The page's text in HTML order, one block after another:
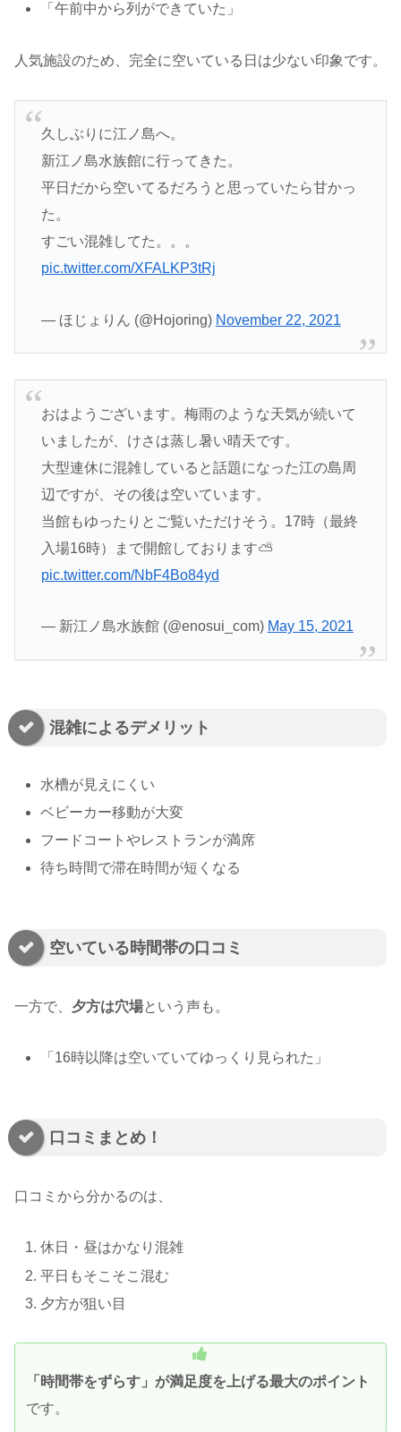
「午前中から列ができていた」
人気施設のため、完全に空いている日は少ない印象です。
久しぶりに江ノ島へ。
新江ノ島水族館に行ってきた。
平日だから空いてるだろうと思っていたら甘かっ
た。
すごい混雑してた。。。
pic.twitter.com/XFALKP3tRj
— ほじょりん (@Hojoring) November 22, 2021
おはようございます。梅雨のような天気が続いて
いましたが、けさは蒸し暑い晴天です。
大型連休に混雑していると話題になった江の島周
辺ですが、その後は空いています。
当館もゆったりとご覧いただけそう。17時（最終
入場16時）まで開館しております⛅️
pic.twitter.com/NbF4Bo84yd
— 新江ノ島水族館 (@enosui_com) May 15, 2021
混雑によるデメリット
水槽が見えにくい
ベビーカー移動が大変
フードコートやレストランが満席
待ち時間で滞在時間が短くなる
空いている時間帯の口コミ
一方で、 夕方は穴場という声も。
「16時以降は空いていてゆっくり見られた」
口コミまとめ！
口コミから分かるのは、
休日・昼はかなり混雑
平日もそこそこ混む
夕方が狙い目
「時間帯をずらす」が満足度を上げる最大のポイント
です。